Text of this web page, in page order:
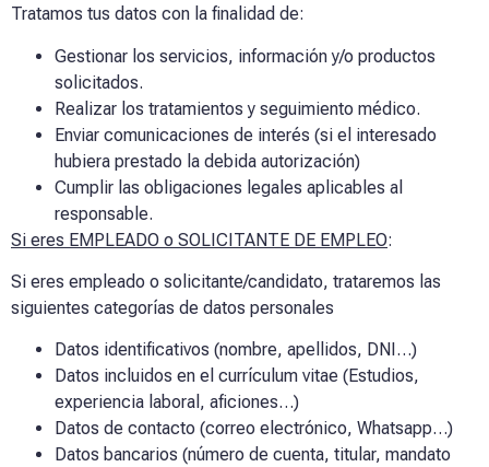
Tratamos tus datos con la finalidad de:
Gestionar los servicios, información y/o productos
solicitados.
Realizar los tratamientos y seguimiento médico.
Enviar comunicaciones de interés (si el interesado
hubiera prestado la debida autorización)
Cumplir las obligaciones legales aplicables al
responsable.
Si eres EMPLEADO o SOLICITANTE DE EMPLEO:
Si eres empleado o solicitante/candidato, trataremos las
siguientes categorías de datos personales
Datos identificativos (nombre, apellidos, DNI…)
Datos incluidos en el currículum vitae (Estudios,
experiencia laboral, aficiones…)
Datos de contacto (correo electrónico, Whatsapp…)
Datos bancarios (número de cuenta, titular, mandato